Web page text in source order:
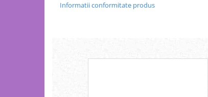
Informatii conformitate produs